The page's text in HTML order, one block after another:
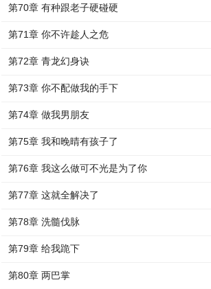
第70章 有种跟老子硬碰硬
第71章 你不许趁人之危
第72章 青龙幻身诀
第73章 你不配做我的手下
第74章 做我男朋友
第75章 我和晚晴有孩子了
第76章 我这么做可不光是为了你
第77章 这就全解决了
第78章 洗髓伐脉
第79章 给我跪下
第80章 两巴掌